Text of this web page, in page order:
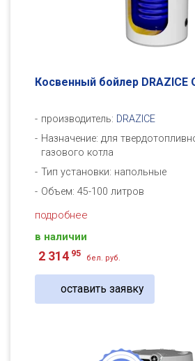
Косвенный бойлер DRAZICE
производитель: DRAZICE
Назначение: для
газового котла
Тип установки: напольные
Объем: 45-100 литров
подробнее
в наличии
2 314 95 бел. руб.
оставить заявку